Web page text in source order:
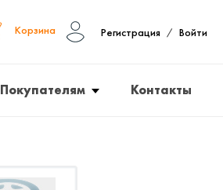
Корзина Регистрация / Войти
Покупателям Контакты